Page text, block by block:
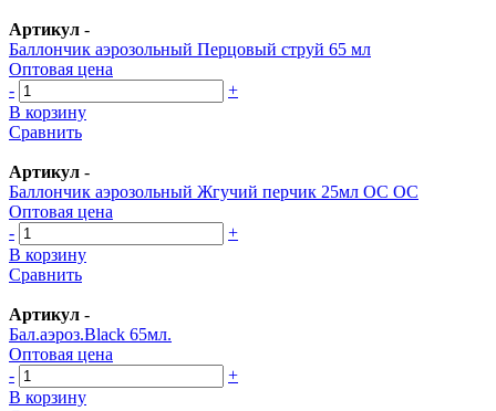
Артикул -
Баллончик аэрозольный Перцовый струй 65 мл
Оптовая цена
-
+
В корзину
Сравнить
Артикул -
Баллончик аэрозольный Жгучий перчик 25мл ОС ОС
Оптовая цена
-
+
В корзину
Сравнить
Артикул -
Бал.аэроз.Black 65мл.
Оптовая цена
-
+
В корзину